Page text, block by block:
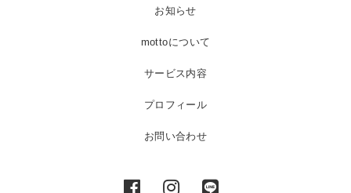
お知らせ
mottoについて
サービス内容
プロフィール
お問い合わせ